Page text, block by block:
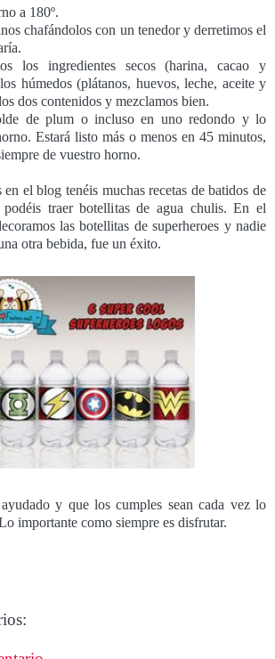
a 180º.
chafándolos con un tenedor y derretimos el
los ingredientes secos (harina, cacao y
húmedos (plátanos, huevos, leche, aceite y
dos contenidos y mezclamos bien.
de plum o incluso en uno redondo y lo
Estará listo más o menos en 45 minutos,
de vuestro horno.
en el blog tenéis muchas recetas de batidos de
traer botellitas de agua chulis. En el
las botellitas de superheroes y nadie
otra bebida, fue un éxito.
ayudado y que los cumples sean cada vez lo
importante como siempre es disfrutar.